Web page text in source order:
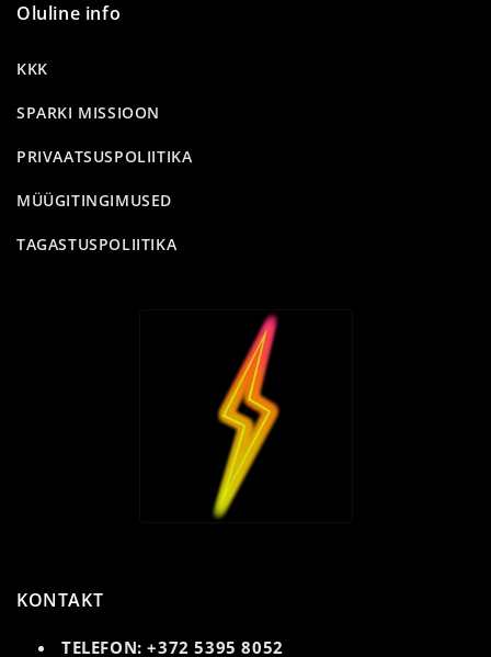
Oluline info
KKK
SPARKI MISSIOON
PRIVAATSUSPOLIITIKA
MÜÜGITINGIMUSED
TAGASTUSPOLIITIKA
KONTAKT
TELEFON: +372 5395 8052